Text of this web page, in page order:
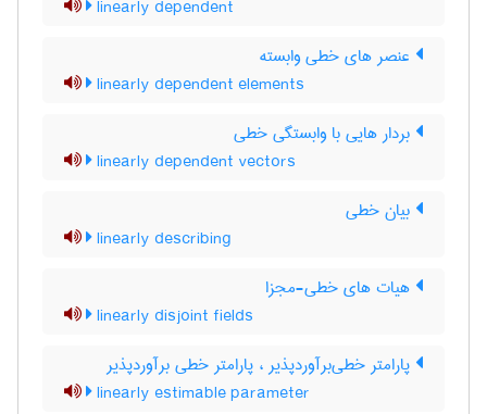
linearly dependent
عنصر های خطی وابسته
linearly dependent elements
بردار هایی با وابستگی خطی
linearly dependent vectors
بیان خطی
linearly describing
هیات های خطی-مجزا
linearly disjoint fields
پارامتر خطی‌برآوردپذیر ، پارامتر خطی برآوردپذیر
linearly estimable parameter